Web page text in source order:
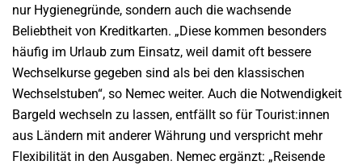
nur Hygienegründe, sondern auch die wachsende
Beliebtheit von Kreditkarten. „Diese kommen besonders
häufig im Urlaub zum Einsatz, weil damit oft bessere
Wechselkurse gegeben sind als bei den klassischen
Wechselstuben“, so Nemec weiter. Auch die Notwendigkeit
Bargeld wechseln zu lassen, entfällt so für Tourist:innen
aus Ländern mit anderer Währung und verspricht mehr
Flexibilität in den Ausgaben. Nemec ergänzt: „Reisende